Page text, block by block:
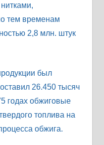
тем временам
2,8 млн. штук
был
26.450 тысяч
годах обжиговые
топлива на
обжига.